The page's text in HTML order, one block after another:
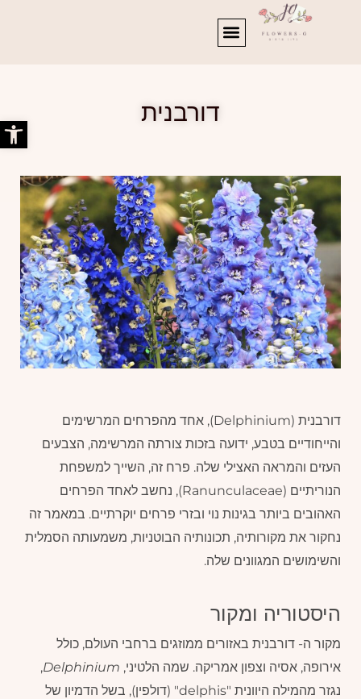
פתח דורבנית
דורבנית (Delphinium), אחד מהפרחים המרשימים
והייחודיים בטבע, ידועה בזכות צורתה המרשימה, הצבעים
העזים והמראה האצילי שלה. פרח זה, השייך למשפחת
הנוריתיים (Ranunculaceae), נחשב לאחד הפרחים
האהובים ביותר בגינות נוי ובזרי פרחים יוקרתיים. במאמר זה
נחקור את מקורותיה, תכונותיה הבוטניות, משמעותה הסמלית
והשימושים המגוונים שלה.
היסטוריה ומקור
מקור ה- דורבנית באזורים ממוזגים ברחבי העולם, כולל
אירופה, אסיה וצפון אמריקה. שמה הלטיני, Delphinium
,
נגזר מהמילה היוונית "delphis" (דולפין), בשל הדמיון של